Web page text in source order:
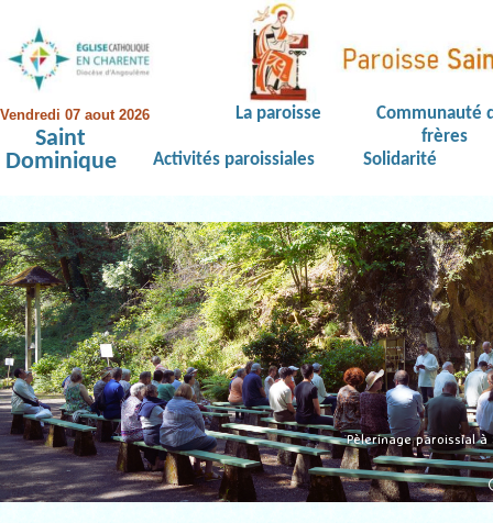
Vendredi 07 aout 2026
Saint
Dominique
La paroisse
Communauté
frères
Activités paroissiales
Solidarité
Pèlerinage paroissial